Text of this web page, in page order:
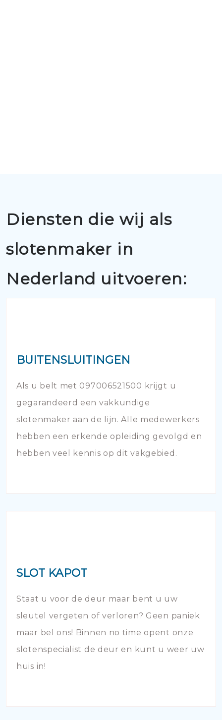
Diensten die wij als
slotenmaker in
Nederland uitvoeren:
BUITENSLUITINGEN
Als u belt met 097006521500 krijgt u
gegarandeerd een vakkundige
slotenmaker aan de lijn. Alle medewerkers
hebben een erkende opleiding gevolgd en
hebben veel kennis op dit vakgebied.
SLOT KAPOT
Staat u voor de deur maar bent u uw
sleutel vergeten of verloren? Geen paniek
maar bel ons! Binnen no time opent onze
slotenspecialist de deur en kunt u weer uw
huis in!